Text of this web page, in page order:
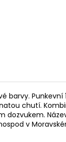
barvy.
chutí.
dozvukem.
v